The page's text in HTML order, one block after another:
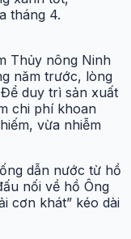
tháng 4.
Thủy nông Ninh
năm trước, lòng
duy trì sản xuất
chi phí khoan
vừa nhiễm
dẫn nước từ hồ
nối về hồ Ông
cơn khát” kéo dài